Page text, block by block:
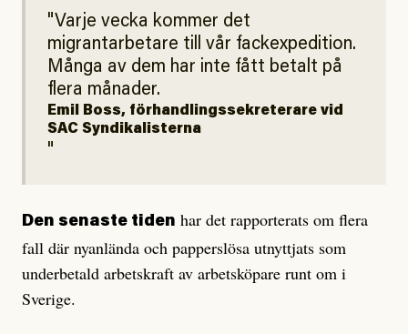
Varje vecka kommer det
migrantarbetare till vår fackexpedition.
Många av dem har inte fått betalt på
flera månader.
Emil Boss, förhandlingssekreterare vid
SAC Syndikalisterna
Den senaste tiden har det rapporterats om flera
fall där nyanlända och papperslösa utnyttjats som
underbetald arbetskraft av arbetsköpare runt om i
Sverige.